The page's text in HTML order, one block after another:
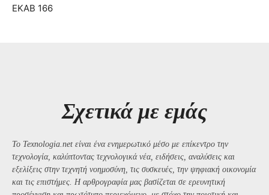
ΕΚΑΒ 166
Σχετικά με εμάς
Το Texnologia.net είναι ένα ενημερωτικό μέσο με επίκεντρο την
τεχνολογία, καλύπτοντας τεχνολογικά νέα, ειδήσεις, αναλύσεις και
εξελίξεις στην τεχνητή νοημοσύνη, τις συσκευές, την ψηφιακή οικονομία
και τις επιστήμες. Η αρθρογραφία μας βασίζεται σε ερευνητική